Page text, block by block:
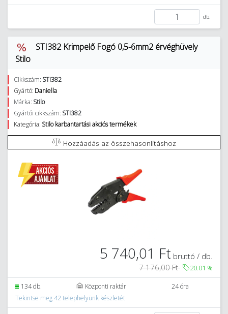
db.
STI382 Krimpelő Fogó 0,5-6mm2 érvéghüvely
Stilo
Cikkszám: STI382
Gyártó: Daniella
Márka: Stilo
Gyártói cikkszám: STI382
Kategória: Stilo karbantartási akciós termékek
Hozzáadás az összehasonlításhoz
5 740,01 Ft bruttó / db.
7 176,00 Ft
20.01 %
134 db. Központi raktár
24 óra
Tekintse meg 42 telephelyünk készletét